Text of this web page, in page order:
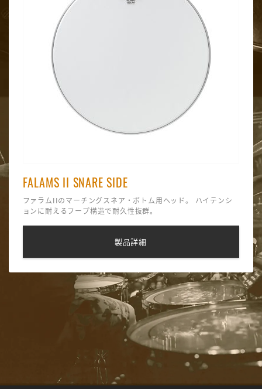
FALAMS II SNARE SIDE
ファラムIIのマーチングスネア・ボトム用ヘッド。 ハイテンシ
ョンに耐えるフープ構造で耐久性抜群。
製品詳細